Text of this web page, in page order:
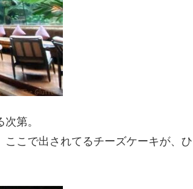
第。
こで出されてるチーズケーキが、ひ